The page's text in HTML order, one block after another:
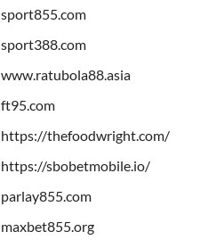
sport855.com
sport388.com
www.ratubola88.asia
ft95.com
https://thefoodwright.com/
https://sbobetmobile.io/
parlay855.com
maxbet855.org